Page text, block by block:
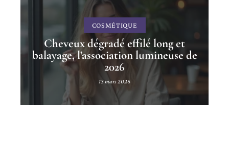
COSMÉTIQUE
Cheveux dégradé effilé long et
balayage, l’association lumineuse de
2026
13 mars 2026